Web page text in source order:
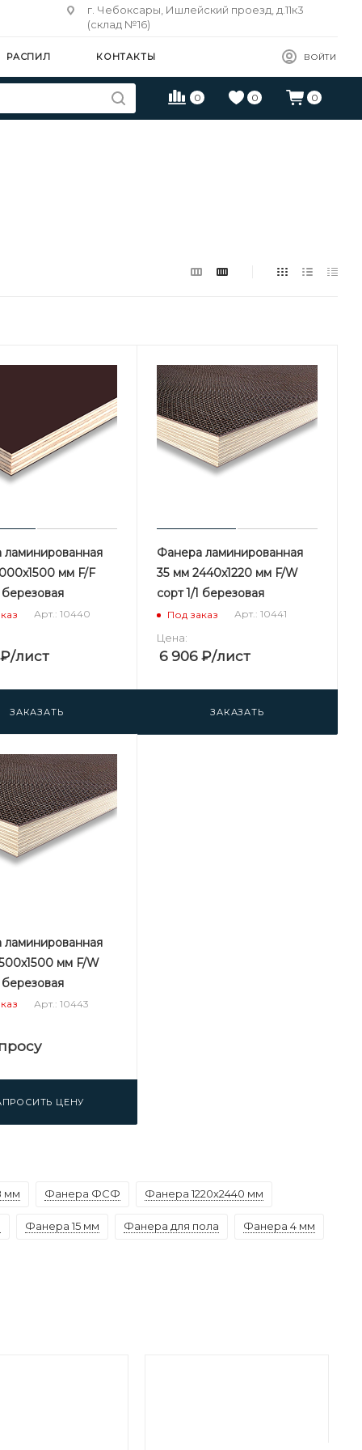
г. Чебоксары, Ишлейский проезд, д.11к3
(склад №16)
ВОЙТИ
РАСПИЛ КОНТАКТЫ
0 0 0
мм F/F
березовая
Арт.: 10440
/лист
ЗАКАЗАТЬ
Фанера ламинированная
35 мм 2440х1220 мм F/W
сорт 1/1 березовая
Под заказ Арт.: 10441
Цена:
6 906₽/лист
ЗАКАЗАТЬ
мм F/W
березовая
Арт.: 10443
ЦЕНУ
мм Фанера ФСФ Фанера 1220х2440 мм
Фанера 15 мм Фанера для пола Фанера 4 мм